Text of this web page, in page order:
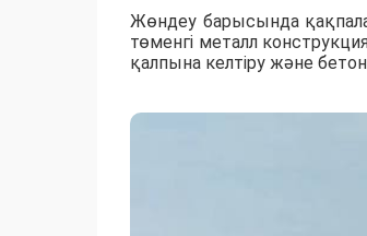
Жөндеу барысында
төменгі металл
қалпына келтіру және